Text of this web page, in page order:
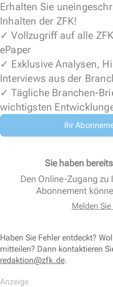
Erhalten Sie
Inhalten der ZFK!
✓ Vollzugriff auf alle
ePaper
✓ Exklusive Analysen,
Interviews aus der
✓ Tägliche Branchen-
wichtigsten
Ihr
Sie haben
Den Online-Zugang zu
Abonnement
Melden
Haben Sie Fehler entdeckt?
mitteilen? Dann kontaktieren
redaktion@zfk.de.